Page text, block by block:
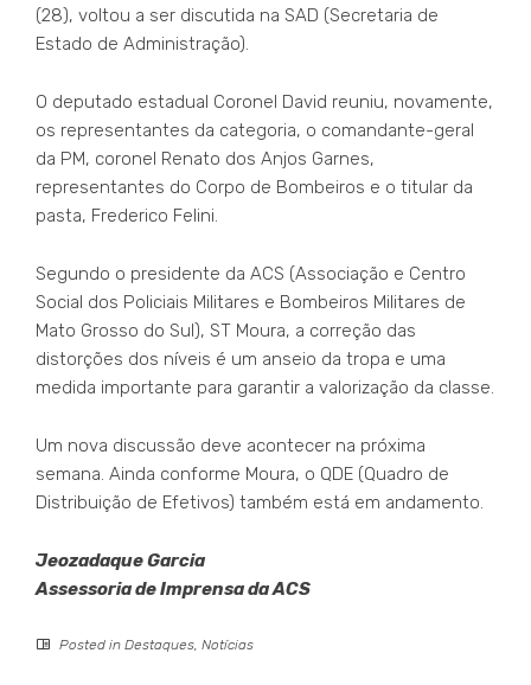
(28), voltou a ser discutida na SAD (Secretaria de
Estado de Administração).
O deputado estadual Coronel David reuniu, novamente,
os representantes da categoria, o comandante-geral
da PM, coronel Renato dos Anjos Garnes,
representantes do Corpo de Bombeiros e o titular da
pasta, Frederico Felini.
Segundo o presidente da ACS (Associação e Centro
Social dos Policiais Militares e Bombeiros Militares de
Mato Grosso do Sul), ST Moura, a correção das
distorções dos níveis é um anseio da tropa e uma
medida importante para garantir a valorização da classe.
Um nova discussão deve acontecer na próxima
semana. Ainda conforme Moura, o QDE (Quadro de
Distribuição de Efetivos) também está em andamento.
Jeozadaque Garcia
Assessoria de Imprensa da ACS
Posted in Destaques Notícias